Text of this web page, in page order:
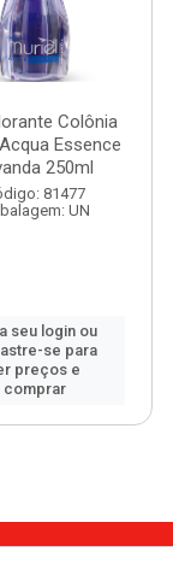
Colônia
Essence
250ml
81477
UN
seu login ou
se para
preços e
comprar